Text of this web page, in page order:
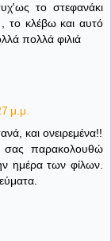
το στεφανάκι
το κλέβω και αυτό
πολλά φιλιά
μ.μ.
και ονειρεμένα!!
σας παρακολουθώ
ημέρα των φίλων.